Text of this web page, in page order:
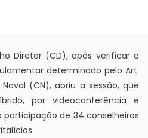
Diretor (CD), após verificar a
determinado pelo Art.
(CN), abriu a sessão, que
por videoconferência e
participação de 34 conselheiros